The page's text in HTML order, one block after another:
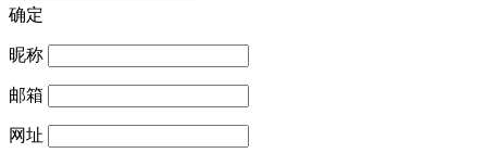
确定
昵称
邮箱
网址